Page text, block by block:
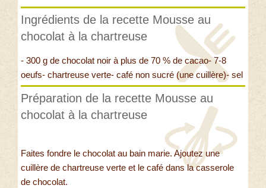
Ingrédients de la recette Mousse au
chocolat à la chartreuse
- 300 g de chocolat noir à plus de 70 % de cacao- 7-8
oeufs- chartreuse verte- café non sucré (une cuillère)- sel
Préparation de la recette Mousse au
chocolat à la chartreuse
Faites fondre le chocolat au bain marie. Ajoutez une
cuillère de chartreuse verte et le café dans la casserole
de chocolat.